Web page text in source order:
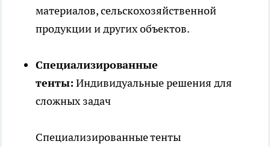
материалов, сельскохозяйственной
продукции и других объектов.
Специализированные
тенты: Индивидуальные решения для
сложных задач
Специализированные тенты